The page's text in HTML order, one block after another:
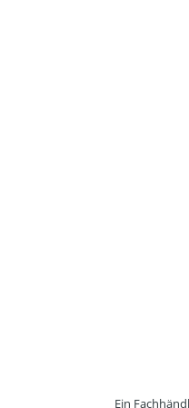
Ein